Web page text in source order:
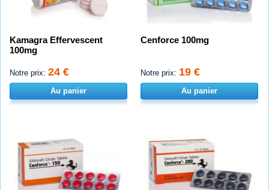
Kamagra Effervescent
100mg
Notre prix: 24 €
Au panier
Cenforce 100mg
Notre prix: 19 €
Au panier